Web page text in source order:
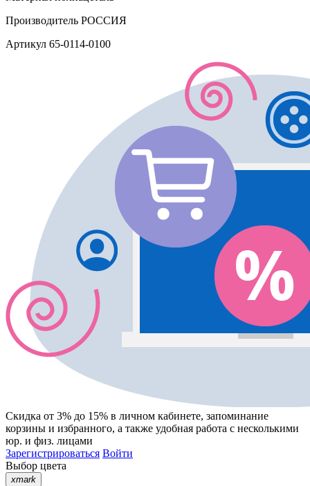
Производитель РОССИЯ
Артикул 65-0114-0100
Скидка от 3% до 15% в личном кабинете, запоминание
корзины и избранного, а также удобная работа с несколькими
юр. и физ. лицами
Зарегистрироваться Войти
Выбор цвета
xmark